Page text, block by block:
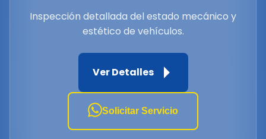
Inspección detallada del estado mecánico y
estético de vehículos.
Ver Detalles
Solicitar Servicio